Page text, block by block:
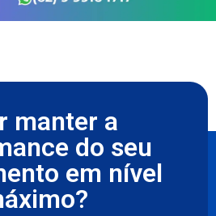
manter a
do seu
em nível